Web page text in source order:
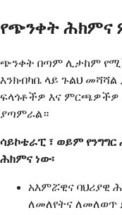
የጭንቀት ሕክምና
ጭንቀት በጣም ሊታከም
እንክብካቤ ላይ ጉልህ
ፍላጎቶችዎ እና ምርጫዎችዎ
ያጣምራል።
ሳይኮቴራፒ ፣ ወይም
ሕክምና ነው፡
አእምሯዊና ባህሪያዊ
ለመለየትና ለመለወጥ